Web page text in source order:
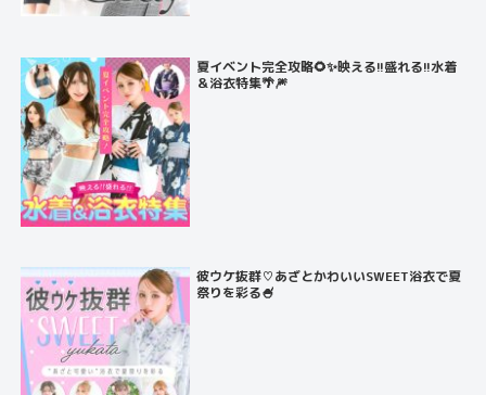
夏イベント完全攻略🌻✨映える!!盛れる!!水着
＆浴衣特集🌴🎆
彼ウケ抜群♡あざとかわいいSWEET浴衣で夏
祭りを彩る🍧